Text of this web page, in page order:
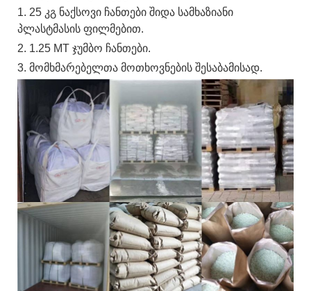
1. 25 კგ ნაქსოვი ჩანთები შიდა სამხაზიანი
პლასტმასის ფილმებით.
2. 1.25 MT ჯუმბო ჩანთები.
3. მომხმარებელთა მოთხოვნების შესაბამისად.